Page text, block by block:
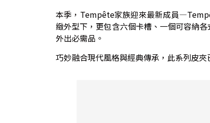
本季，Tempête家族迎來最新成員
緻外型下，更包含六個卡槽、一個可容納
外出必需品。
巧妙融合現代風格與經典傳承，此系列皮